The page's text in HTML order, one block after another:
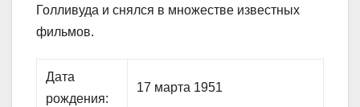
Голливуда и снялся в множестве известных
фильмов.
Дата
рождения:
17 марта 1951